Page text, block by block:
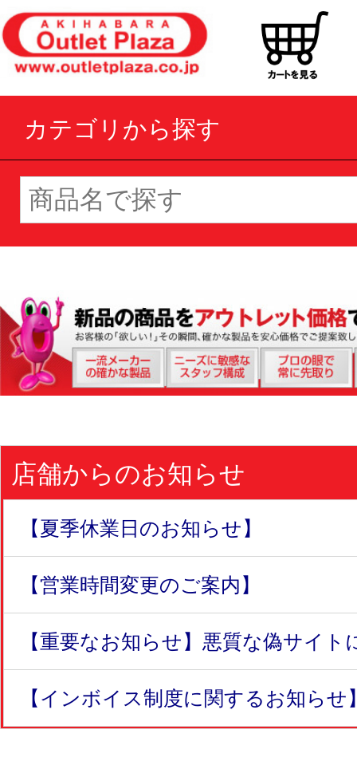
カテゴリから探す
店舗からのお知らせ
【夏季休業日のお知らせ】
【営業時間変更のご案内】
【重要なお知らせ】悪質な偽サイト
【インボイス制度に関するお知らせ